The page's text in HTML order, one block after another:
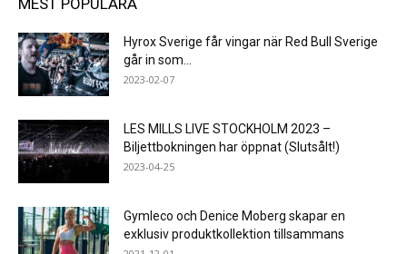
MEST POPULÄRA
Hyrox Sverige får vingar när Red Bull Sverige
går in som...
2023-02-07
LES MILLS LIVE STOCKHOLM 2023 –
Biljettbokningen har öppnat (Slutsålt!)
2023-04-25
Gymleco och Denice Moberg skapar en
exklusiv produktkollektion tillsammans